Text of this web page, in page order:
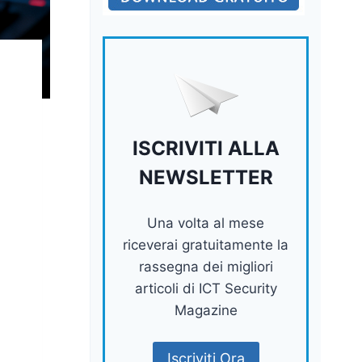
ISCRIVITI ALLA
NEWSLETTER
Una volta al mese
riceverai gratuitamente la
rassegna dei migliori
articoli di ICT Security
Magazine
Iscriviti Ora